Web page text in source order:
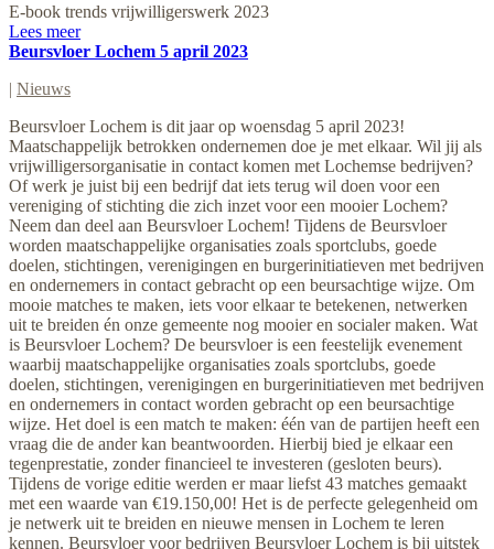
E-book trends vrijwilligerswerk 2023
Lees meer
Beursvloer Lochem 5 april 2023
| Nieuws
Beursvloer Lochem is dit jaar op woensdag 5 april 2023!
Maatschappelijk betrokken ondernemen doe je met elkaar. Wil jij als
vrijwilligersorganisatie in contact komen met Lochemse bedrijven?
Of werk je juist bij een bedrijf dat iets terug wil doen voor een
vereniging of stichting die zich inzet voor een mooier Lochem?
Neem dan deel aan Beursvloer Lochem! Tijdens de Beursvloer
worden maatschappelijke organisaties zoals sportclubs, goede
doelen, stichtingen, verenigingen en burgerinitiatieven met bedrijven
en ondernemers in contact gebracht op een beursachtige wijze. Om
mooie matches te maken, iets voor elkaar te betekenen, netwerken
uit te breiden én onze gemeente nog mooier en socialer maken. Wat
is Beursvloer Lochem? De beursvloer is een feestelijk evenement
waarbij maatschappelijke organisaties zoals sportclubs, goede
doelen, stichtingen, verenigingen en burgerinitiatieven met bedrijven
en ondernemers in contact worden gebracht op een beursachtige
wijze. Het doel is een match te maken: één van de partijen heeft een
vraag die de ander kan beantwoorden. Hierbij bied je elkaar een
tegenprestatie, zonder financieel te investeren (gesloten beurs).
Tijdens de vorige editie werden er maar liefst 43 matches gemaakt
met een waarde van €19.150,00! Het is de perfecte gelegenheid om
je netwerk uit te breiden en nieuwe mensen in Lochem te leren
kennen. Beursvloer voor bedrijven Beursvloer Lochem is bij uitstek